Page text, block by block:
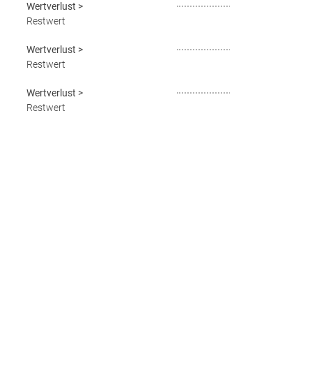
Wertverlust >
Restwert
Wertverlust >
Restwert
Wertverlust >
Restwert